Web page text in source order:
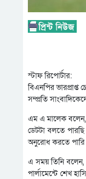
স্টাফ রিপোর্টার:
বিএনপির
সম্প্রতি
এম এ মালেক বলেন,
ডেটটা বলতে
অনুরোধ করতে পারি
এ সময় তিনি বলেন,
পার্লামেন্টে শেখ